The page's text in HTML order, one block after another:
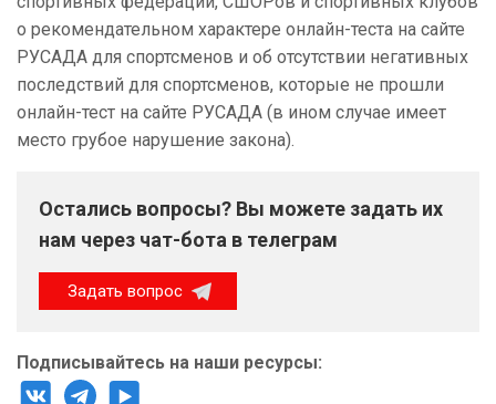
о рекомендательном характере онлайн-теста на сайте
РУСАДА для спортсменов и об отсутствии негативных
последствий для спортсменов, которые не прошли
онлайн-тест на сайте РУСАДА (в ином случае имеет
место грубое нарушение закона).
Остались вопросы? Вы можете задать их
нам через чат-бота в телеграм
Задать вопрос
Подписывайтесь на наши ресурсы: